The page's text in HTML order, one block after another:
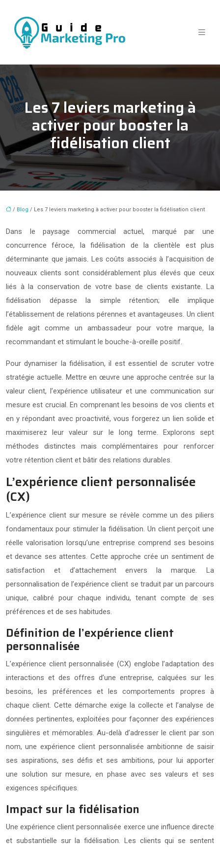
Les 7 leviers marketing à
activer pour booster la
fidélisation client
/ Blog / Les 7 leviers marketing à activer pour booster la fidélisation client
Dans le paysage commercial actuel, marqué par une
concurrence féroce, la fidélisation de la clientèle est plus
déterminante que jamais. Les coûts associés à l’acquisition de
nouveaux clients sont considérablement plus élevés que ceux
liés à la conservation de votre base de clients existante. La
fidélisation dépasse la simple rétention; elle implique
l’établissement de relations pérennes et avantageuses. Un client
fidèle agit comme un ambassadeur pour votre marque, la
recommandant et stimulant le bouche-à-oreille positif.
Pour dynamiser la fidélisation, il est essentiel de scruter votre
stratégie actuelle. Mettre en œuvre une approche centrée sur la
valeur client, l’expérience utilisateur et une communication sur
mesure est crucial. En comprenant les besoins de vos clients et
en y répondant avec proactivité, vous forgerez un lien solide et
maximiserez leur valeur sur le long terme. Explorons sept
méthodes distinctes mais complémentaires pour renforcer
votre rétention client et bâtir des relations durables.
L’expérience client personnalisée
(CX)
L’expérience client sur mesure se révèle comme un des piliers
fondamentaux pour stimuler la fidélisation. Un client perçoit une
réelle valorisation lorsqu’une entreprise comprend ses besoins
et devance ses attentes. Cette approche crée un sentiment de
satisfaction et d’attachement envers la marque. La
personnalisation de l’expérience client se traduit par un parcours
unique, calibré pour chaque individu, tenant compte de ses
préférences et de ses habitudes.
Définition de l’expérience client
personnalisée
L’expérience client personnalisée (CX) englobe l’adaptation des
interactions et des offres d’une entreprise, calquées sur les
besoins, les préférences et les comportements propres à
chaque client. Cette démarche exige la collecte et l’analyse de
données pertinentes, exploitées pour façonner des expériences
singulières et mémorables. Au-delà d’adresser le client par son
nom, une expérience client personnalisée ambitionne de saisir
ses aspirations, ses défis et ses ambitions, pour lui apporter
une solution sur mesure, en phase avec ses valeurs et ses
exigences spécifiques.
Impact sur la fidélisation
Une expérience client personnalisée exerce une influence directe
et substantielle sur la fidélisation. Les clients qui se sentent